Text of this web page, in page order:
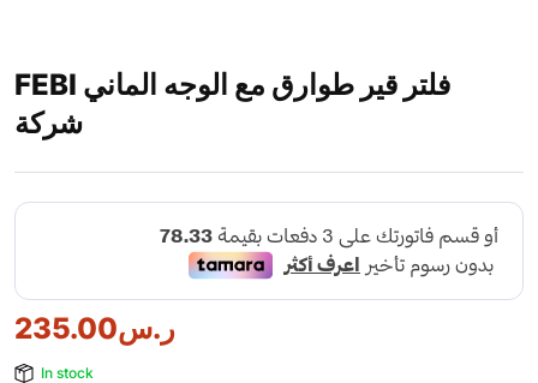
FEBI فلتر قير طوارق مع الوجه الماني
شركة
ر.س235.00
In stock